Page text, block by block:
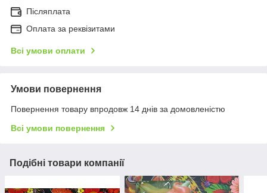
Післяплата
Оплата за реквізитами
Всі умови оплати
Умови повернення
Повернення товару впродовж 14 днів за домовленістю
Всі умови повернення
Подібні товари компанії